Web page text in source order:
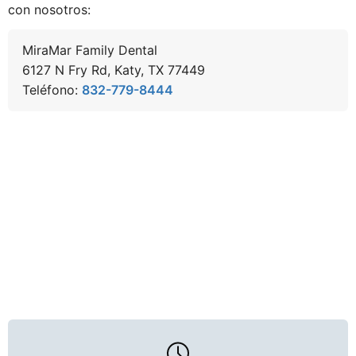
con nosotros:
MiraMar Family Dental
6127 N Fry Rd, Katy, TX 77449
Teléfono: 832-779-8444